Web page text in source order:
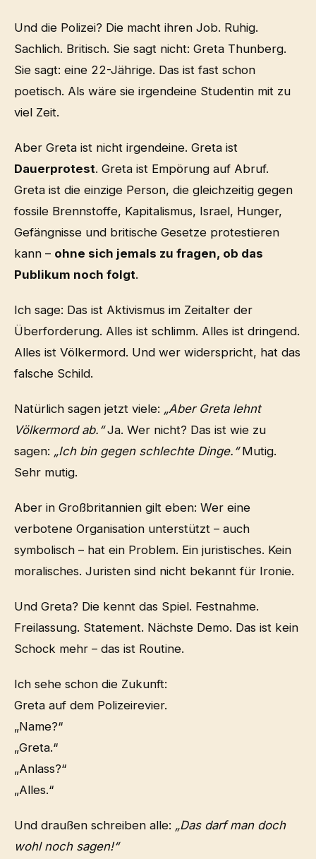
Und die Polizei? Die macht ihren Job. Ruhig.
Sachlich. Britisch. Sie sagt nicht: Greta Thunberg.
Sie sagt: eine 22-Jährige. Das ist fast schon
poetisch. Als wäre sie irgendeine Studentin mit zu
viel Zeit.
Aber Greta ist nicht irgendeine. Greta ist
Dauerprotest. Greta ist Empörung auf Abruf.
Greta ist die einzige Person, die gleichzeitig gegen
fossile Brennstoffe, Kapitalismus, Israel, Hunger,
Gefängnisse und britische Gesetze protestieren
kann – ohne sich jemals zu fragen, ob das
Publikum noch folgt.
Ich sage: Das ist Aktivismus im Zeitalter der
Überforderung. Alles ist schlimm. Alles ist dringend.
Alles ist Völkermord. Und wer widerspricht, hat das
falsche Schild.
Natürlich sagen jetzt viele: „Aber Greta lehnt
Völkermord ab.“Ja. Wer nicht? Das ist wie zu
sagen: „Ich bin gegen schlechte Dinge.“Mutig.
Sehr mutig.
Aber in Großbritannien gilt eben: Wer eine
verbotene Organisation unterstützt – auch
symbolisch – hat ein Problem. Ein juristisches. Kein
moralisches. Juristen sind nicht bekannt für Ironie.
Und Greta? Die kennt das Spiel. Festnahme.
Freilassung. Statement. Nächste Demo. Das ist kein
Schock mehr – das ist Routine.
Ich sehe schon die Zukunft:
Greta auf dem Polizeirevier.
„Name?“
„Greta.“
„Anlass?“
„Alles.“
Und draußen schreiben alle: „Das darf man doch
wohl noch sagen!“